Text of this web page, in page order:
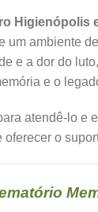
Higienópolis
um ambiente
e a dor do
e o
atendê-lo e
o